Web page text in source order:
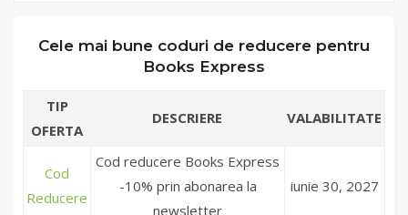
Cele mai bune coduri de reducere pentru
Books Express
TIP
OFERTA
DESCRIERE VALABILITATE
Cod
Reducere
Cod reducere Books Express
-10% prin abonarea la
newsletter
iunie 30, 2027